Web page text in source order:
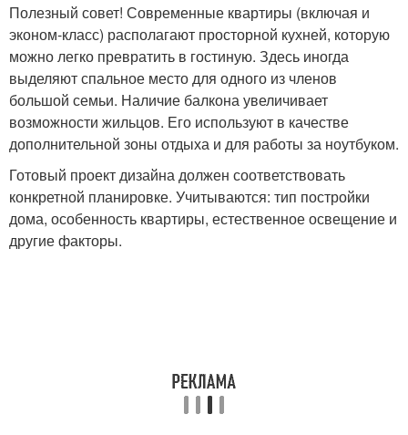
Полезный совет! Современные квартиры (включая и
эконом-класс) располагают просторной кухней, которую
можно легко превратить в гостиную. Здесь иногда
выделяют спальное место для одного из членов
большой семьи. Наличие балкона увеличивает
возможности жильцов. Его используют в качестве
дополнительной зоны отдыха и для работы за ноутбуком.
Готовый проект дизайна должен соответствовать
конкретной планировке. Учитываются: тип постройки
дома, особенность квартиры, естественное освещение и
другие факторы.